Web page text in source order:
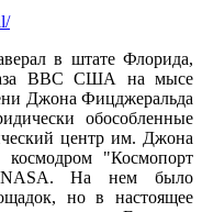
в штате Флорида,
ВВС США на мысе
Джона Фицджеральда
обособленные
центр им. Джона
"Космопорт
NASA. На нем было
но в настоящее